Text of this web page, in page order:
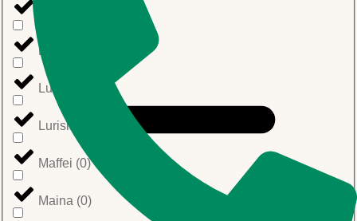
Loison
Lucano
Lurisia
Maffei (0)
Maina (0)